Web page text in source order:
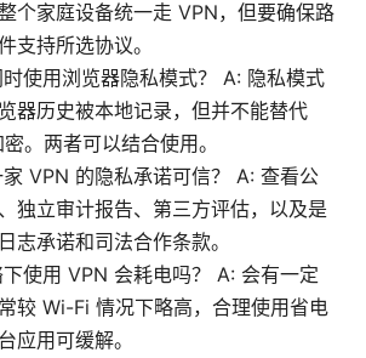
个家庭设备统一走 VPN，但要确保路
支持所选协议。
使用浏览器隐私模式？ A: 隐私模式
器历史被本地记录，但并不能替代
。两者可以结合使用。
VPN 的隐私承诺可信？ A: 查看公
独立审计报告、第三方评估，以及是
志承诺和司法合作条款。
使用 VPN 会耗电吗？ A: 会有一定
较 Wi-Fi 情况下略高，合理使用省电
应用可缓解。